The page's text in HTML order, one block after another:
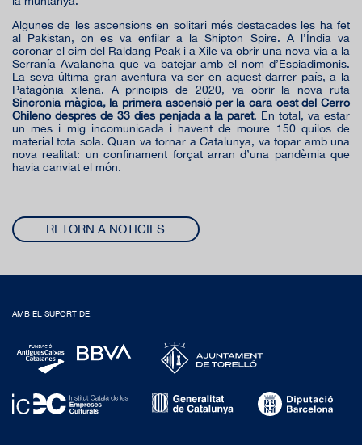
Algunes de les ascensions en solitari més destacades les ha fet
al Pakistan, on es va enfilar a la Shipton Spire. A l’Índia va
coronar el cim del Raldang Peak i a Xile va obrir una nova via a la
Serranía Avalancha que va batejar amb el nom d’Espiadimonis.
La seva última gran aventura va ser en aquest darrer país, a la
Patagònia xilena. A principis de 2020, va obrir la nova ruta
Sincronia màgica, la primera ascensió per la cara oest del Cerro
Chileno després de 33 dies penjada a la paret. En total, va estar
un mes i mig incomunicada i havent de moure 150 quilos de
material tota sola. Quan va tornar a Catalunya, va topar amb una
nova realitat: un confinament forçat arran d’una pandèmia que
havia canviat el món.
RETORN A NOTICIES
AMB EL SUPORT DE: